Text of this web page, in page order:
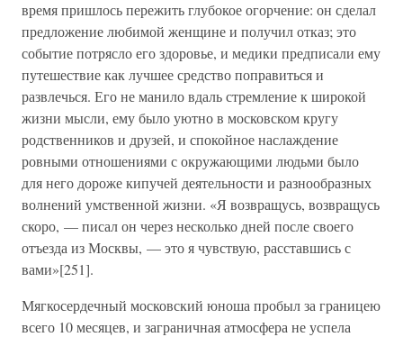
время пришлось пережить глубокое огорчение: он сделал
предложение любимой женщине и получил отказ; это
событие потрясло его здоровье, и медики предписали ему
путешествие как лучшее средство поправиться и
развлечься. Его не манило вдаль стремление к широкой
жизни мысли, ему было уютно в московском кругу
родственников и друзей, и спокойное наслаждение
ровными отношениями с окружающими людьми было
для него дороже кипучей деятельности и разнообразных
волнений умственной жизни. «Я возвращусь, возвращусь
скоро, — писал он через несколько дней после своего
отъезда из Москвы, — это я чувствую, расставшись с
вами»[251].
Мягкосердечный московский юноша пробыл за границею
всего 10 месяцев, и заграничная атмосфера не успела